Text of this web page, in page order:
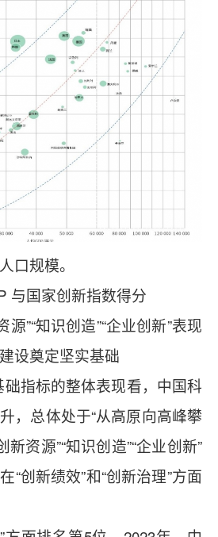
口规模。
与国家创新指数得分
”“知识创造”“企业创新”表现
设奠定坚实基础
指标的整体表现看，中国科
，总体处于“从高原向高峰攀
新资源”“知识创造”“企业创新”
“创新绩效”和“创新治理”方面